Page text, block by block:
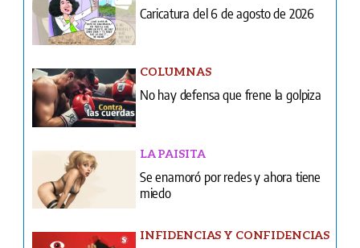
Caricatura del 6 de agosto de 2026
COLUMNAS
No hay defensa que frene la golpiza
LA PAISITA
Se enamoró por redes y ahora tiene
miedo
INFIDENCIAS Y CONFIDENCIAS